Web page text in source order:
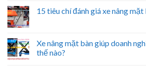
15 tiêu chí đánh giá xe nâng
Xe nâng mặt bàn giúp doanh
thế nào?